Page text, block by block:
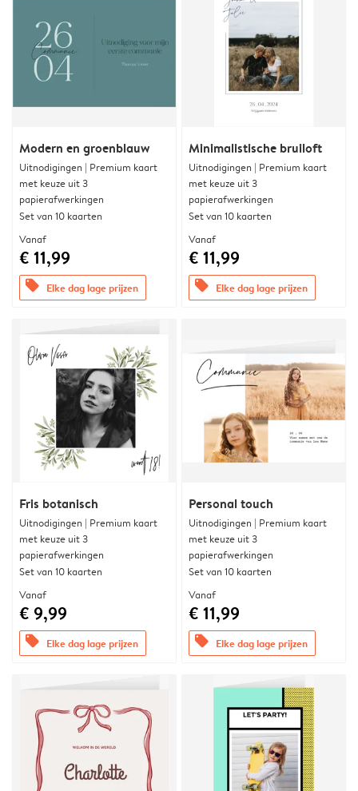
Modern en groenblauw
Uitnodigingen | Premium kaart
met keuze uit 3
papierafwerkingen
Set van 10 kaarten
Vanaf
€ 11,99
offers Elke dag lage prijzen
Minimalistische bruiloft
Uitnodigingen | Premium kaart
met keuze uit 3
papierafwerkingen
Set van 10 kaarten
Vanaf
€ 11,99
offers Elke dag lage prijzen
Fris botanisch
Uitnodigingen | Premium kaart
met keuze uit 3
papierafwerkingen
Set van 10 kaarten
Vanaf
€ 9,99
offers Elke dag lage prijzen
Personal touch
Uitnodigingen | Premium kaart
met keuze uit 3
papierafwerkingen
Set van 10 kaarten
Vanaf
€ 11,99
offers Elke dag lage prijzen